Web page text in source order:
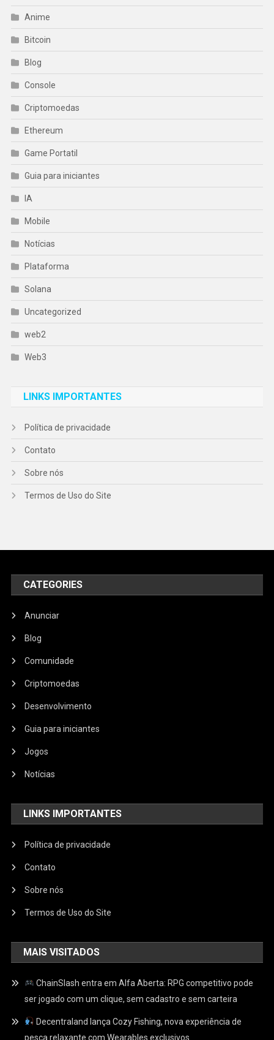
Anime
Bitcoin
Blog
Console
Criptomoedas
Ethereum
Game Portatil
Guia para iniciantes
IA
Mobile
Notícias
Plataforma
Solana
Uncategorized
web2
Web3
LINKS IMPORTANTES
Política de privacidade
Contato
Sobre nós
Termos de Uso do Site
CATEGORIES
Anunciar
Blog
Comunidade
Criptomoedas
Desenvolvimento
Guia para iniciantes
Jogos
Notícias
LINKS IMPORTANTES
Política de privacidade
Contato
Sobre nós
Termos de Uso do Site
MAIS VISITADOS
ChainSlash entra em Alfa Aberta: RPG competitivo pode
ser jogado com um clique, sem cadastro e sem carteira
Decentraland lança Cozy Fishing, nova experiência de
pesca relaxante com Wearables exclusivos